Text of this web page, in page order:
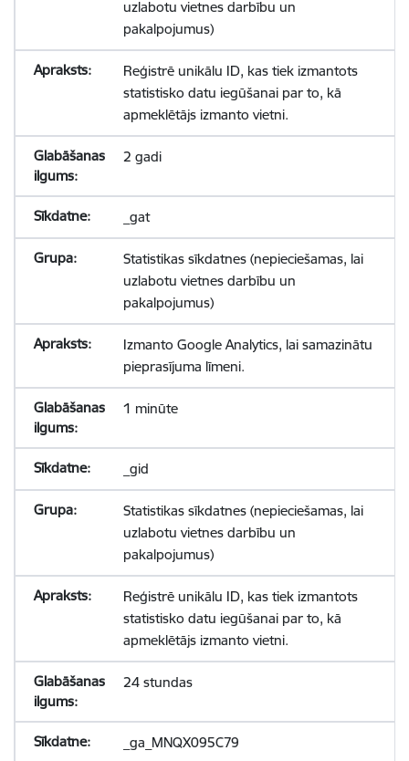
uzlabotu vietnes darbību un
pakalpojumus)
Reģistrē unikālu ID, kas tiek izmantots
statistisko datu iegūšanai par to, kā
apmeklētājs izmanto vietni.
2 gadi
_gat
Statistikas sīkdatnes (nepieciešamas, lai
uzlabotu vietnes darbību un
pakalpojumus)
Izmanto Google Analytics, lai samazinātu
pieprasījuma līmeni.
1 minūte
_gid
Statistikas sīkdatnes (nepieciešamas, lai
uzlabotu vietnes darbību un
pakalpojumus)
Reģistrē unikālu ID, kas tiek izmantots
statistisko datu iegūšanai par to, kā
apmeklētājs izmanto vietni.
24 stundas
_ga_MNQX095C79